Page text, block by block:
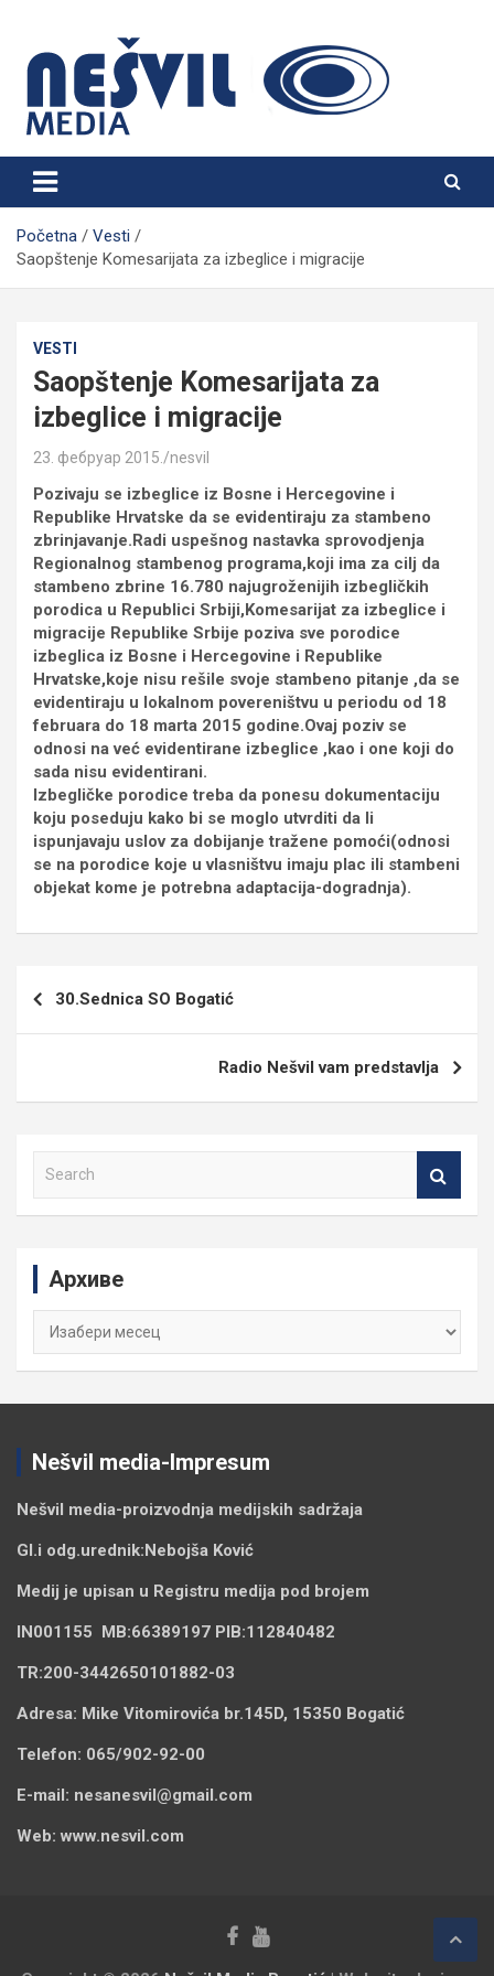
content
Nešvil Media Bogatić
Početna
Vesti
Saopštenje Komesarijata za izbeglice i migracije
VESTI
Saopštenje Komesarijata za
izbeglice i migracije
23. фебруар 2015. nesvil
Pozivaju se izbeglice iz Bosne i Hercegovine i
Republike Hrvatske da se evidentiraju za stambeno
zbrinjavanje.Radi uspešnog nastavka sprovodjenja
Regionalnog stambenog programa,koji ima za cilj da
stambeno zbrine 16.780 najugroženijih izbegličkih
porodica u Republici Srbiji,Komesarijat za izbeglice i
migracije Republike Srbije poziva sve porodice
izbeglica iz Bosne i Hercegovine i Republike
Hrvatske,koje nisu rešile svoje stambeno pitanje ,da se
evidentiraju u lokalnom povereništvu u periodu od 18
februara do 18 marta 2015 godine.Ovaj poziv se
odnosi na već evidentirane izbeglice ,kao i one koji do
sada nisu evidentirani.
Izbegličke porodice treba da ponesu dokumentaciju
koju poseduju kako bi se moglo utvrditi da li
ispunjavaju uslov za dobijanje tražene pomoći(odnosi
se na porodice koje u vlasništvu imaju plac ili stambeni
objekat kome je potrebna adaptacija-dogradnja).
30.Sednica SO Bogatić
Radio Nešvil vam predstavlja
Архиве
Архиве
Nešvil media-Impresum
Nešvil media-proizvodnja medijskih sadržaja
Gl.i odg.urednik:Nebojša Ković
Medij je upisan u Registru medija pod brojem
IN001155 MB:66389197 PIB:112840482
TR:200-3442650101882-03
Adresa: Mike Vitomirovića br.145D, 15350 Bogatić
Telefon: 065/902-92-00
E-mail: nesanesvil@gmail.com
Web: www.nesvil.com